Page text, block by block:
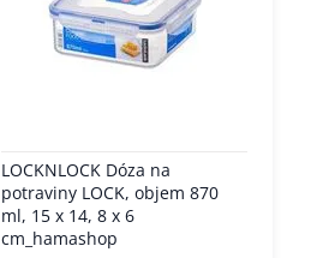
LOCKNLOCK Dóza na
potraviny LOCK, objem 870
ml, 15 x 14, 8 x 6
cm_hamashop